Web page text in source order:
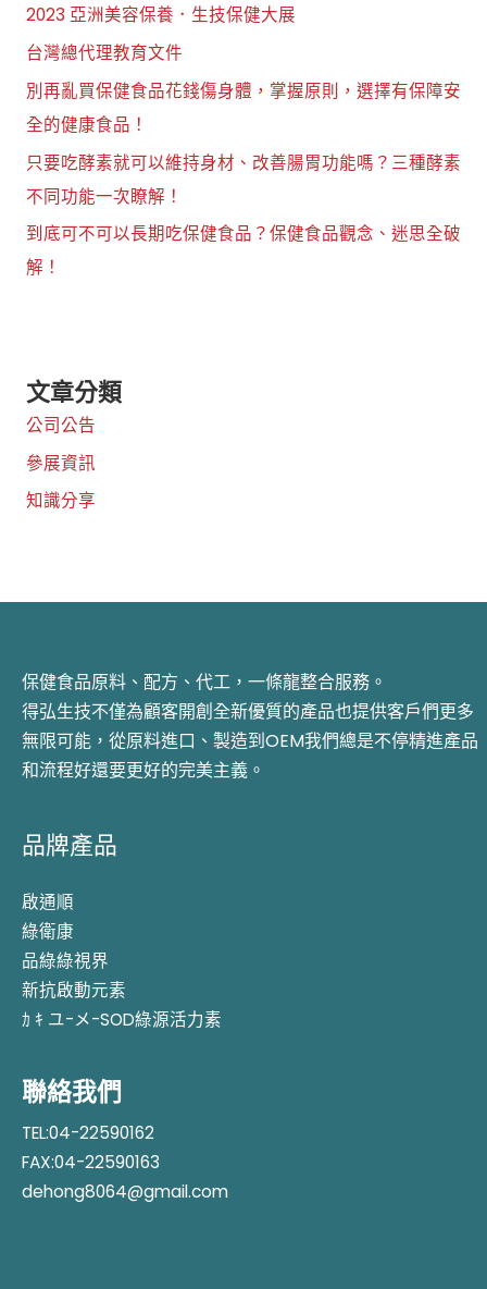
2023 亞洲美容保養．生技保健大展
台灣總代理教育文件
別再亂買保健食品花錢傷身體，掌握原則，選擇有保障安
全的健康食品！
只要吃酵素就可以維持身材、改善腸胃功能嗎？三種酵素
不同功能一次瞭解！
到底可不可以長期吃保健食品？保健食品觀念、迷思全破
解！
文章分類
公司公告
參展資訊
知識分享
保健食品原料、配方、代工，一條龍整合服務。
得弘生技不僅為顧客開創全新優質的產品也提供客戶們更多
無限可能，從原料進口、製造到OEM我們總是不停精進產品
和流程好還要更好的完美主義。
品牌產品
啟通順
綠衛康
品綠綠視界
新抗啟動元素
ｶ ｷ ユ-メ-SOD綠源活力素
聯絡我們
TEL:04-22590162
FAX:04-22590163
dehong8064@gmail.com